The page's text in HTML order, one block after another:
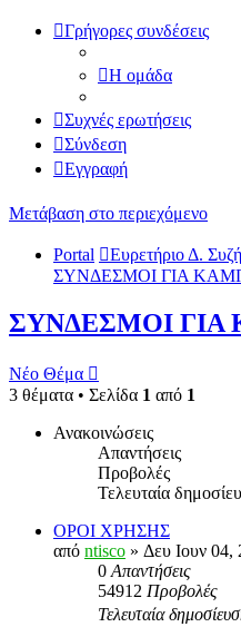
Γρήγορες συνδέσεις
Η ομάδα
Συχνές ερωτήσεις
Σύνδεση
Εγγραφή
Μετάβαση στο περιεχόμενο
Portal Ευρετήριο Δ.
ΣΥΝΔΕΣΜΟΙ ΓΙΑ
ΣΥΝΔΕΣΜΟΙ ΓΙΑ
Νέο Θέμα
3 θέματα • Σελίδα 1 από 1
Ανακοινώσεις
Απαντήσεις
Προβολές
Τελευταία
ΟΡΟΙ ΧΡΗΣΗΣ
από ntisco » Δευ Ιουν 04,
0 Απαντήσεις
54912 Προβολές
Τελευταία